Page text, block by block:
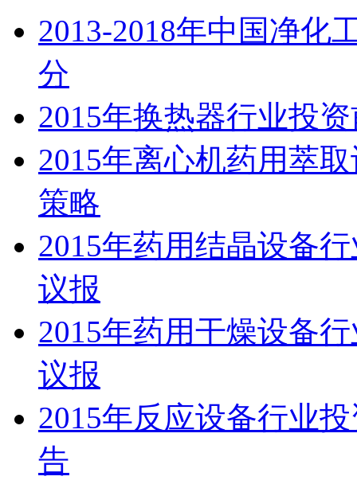
2013-2018年中国净化
分
2015年换热器行业投
2015年离心机药用萃
策略
2015年药用结晶设备
议报
2015年药用干燥设备
议报
2015年反应设备行业
告